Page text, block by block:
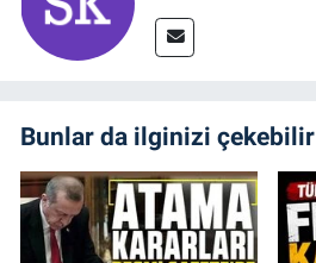
Bunlar da ilginizi çekebilir